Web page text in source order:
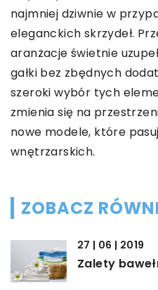
najmniej dziwnie w
eleganckich skrzydeł.
aranżacje świetnie
gałki bez zbędnych
szeroki wybór tych
zmienia się na
nowe modele, które
wnętrzarskich.
ZOBACZ
27 | 06 | 2019
Zalety